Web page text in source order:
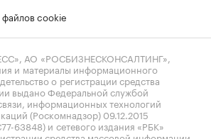
cookie
АО «РОСБИЗНЕСКОНСАЛТИНГ»,
и материалы информационного
о регистрации средства
выдано Федеральной службой
информационных технологий
(Роскомнадзор) 09.12.2015
63848) и сетевого издания «РБК»